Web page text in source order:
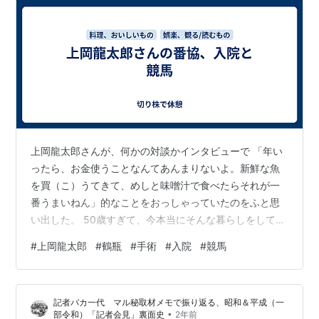
上岡龍太郎さんが、何かの対談かインタビューで 「年い
ったら、お金使うことなんてあんまりないよ。新鮮な魚
を買（こ）うてきて、めしと味噌汁で食べたらそれが一
番うまいねん」的なことをおっしゃっていたのをふと思
い出した。 50歳すぎて、今本当にそんな暮らしをしてい
を買って置いたら、服も要らんしな」という話も出てい
た。ちょっとええ服はこれから少しずつ集めていこうか
な。 上岡龍太郎さんと鶴瓶さんが二人でやってらしたト
ーク番組も、現場に見に行ったことがある。関西テレビ
# 上岡龍太郎 #鶴瓶 #手術 #入院 #競馬
記者バカ一代 マル秘取材メモで振り返る、昭和＆平成（一
部令和）「記者会見」裏面史 • 2年前